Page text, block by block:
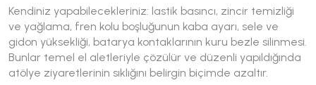
Kendiniz yapabilecekleriniz: lastik basıncı, zincir temizliği
ve yağlama, fren kolu boşluğunun kaba ayarı, sele ve
gidon yüksekliği, batarya kontaklarının kuru bezle silinmesi.
Bunlar temel el aletleriyle çözülür ve düzenli yapıldığında
atölye ziyaretlerinin sıklığını belirgin biçimde azaltır.